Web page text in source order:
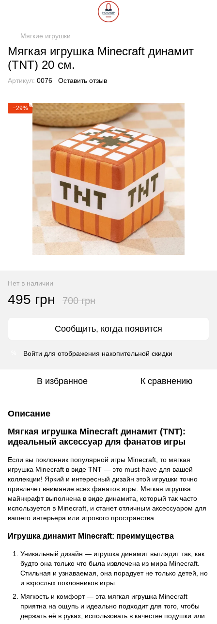
Мягкие игрушки
Мягкая игрушка Minecraft динамит
(TNT) 20 см.
Артикул: 0076 Оставить отзыв
−29%
Нет в наличии
495 грн 700 грн
Сообщить, когда появится
Войти для отображения накопительной скидки
В избранное К сравнению
Описание
Мягкая игрушка Minecraft динамит (TNT):
идеальный аксессуар для фанатов игры
Если вы поклонник популярной игры Minecraft, то мягкая
игрушка Minecraft в виде TNT — это must-have для вашей
коллекции! Яркий и интересный дизайн этой игрушки точно
привлечет внимание всех фанатов игры. Мягкая игрушка
майнкрафт выполнена в виде динамита, который так часто
используется в Minecraft, и станет отличным аксессуаром для
вашего интерьера или игрового пространства.
Игрушка динамит Minecraft: преимущества
Уникальный дизайн — игрушка динамит выглядит так, как
будто она только что была извлечена из мира Minecraft.
Стильная и узнаваемая, она порадует не только детей, но
и взрослых поклонников игры.
Мягкость и комфорт — эта мягкая игрушка Minecraft
приятна на ощупь и идеально подходит для того, чтобы
держать её в руках, использовать в качестве подушки или